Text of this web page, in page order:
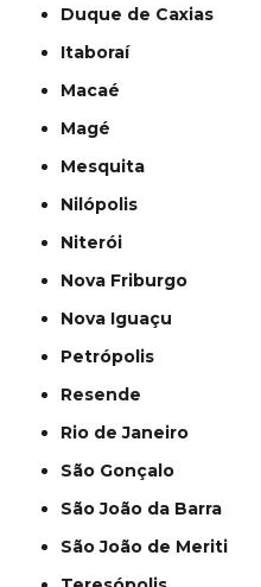
Duque de Caxias
Itaboraí
Macaé
Magé
Mesquita
Nilópolis
Niterói
Nova Friburgo
Nova Iguaçu
Petrópolis
Resende
Rio de Janeiro
São Gonçalo
São João da Barra
São João de Meriti